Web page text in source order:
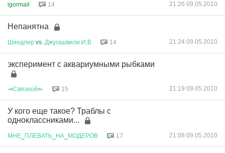
igormail 14 21:26 09.05.2010
Непанятна
Шиндлер vs. Джугашвили И В 14 21:24 09.05.2010
эксперимент с аквариумными рыбками
-=Связной=- 15 21:19 09.05.2010
У кого еще такое? Траблы с
одноклассниками...
МНЕ ПЛЕВАТЬ НА МОДЕРОВ 17 21:08 09.05.2010